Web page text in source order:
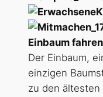
Einbaum
Der Einbaum,
einzigen
zu den